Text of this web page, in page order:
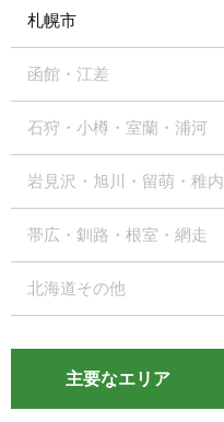
札幌市
函館・江差
石狩・小樽・室蘭・浦河
岩見沢・旭川・留萌・稚内
帯広・釧路・根室・網走
北海道その他
主要なエリア